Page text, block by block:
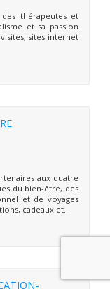
thérapeutes et
et sa passion
sites internet
aux quatre
du bien-être, des
et de voyages
cadeaux et...